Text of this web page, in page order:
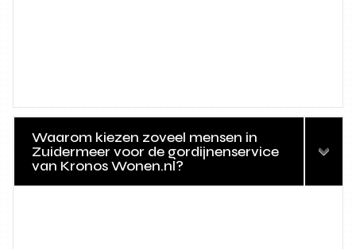
Waarom kiezen zoveel mensen in
Zuidermeer voor de gordijnenservice
van Kronos Wonen.nl?